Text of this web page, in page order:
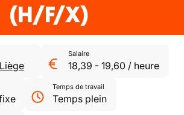
(H/F/X)
Liège
Salaire
18,39 - 19,60 / heure
Temps de travail
Temps plein